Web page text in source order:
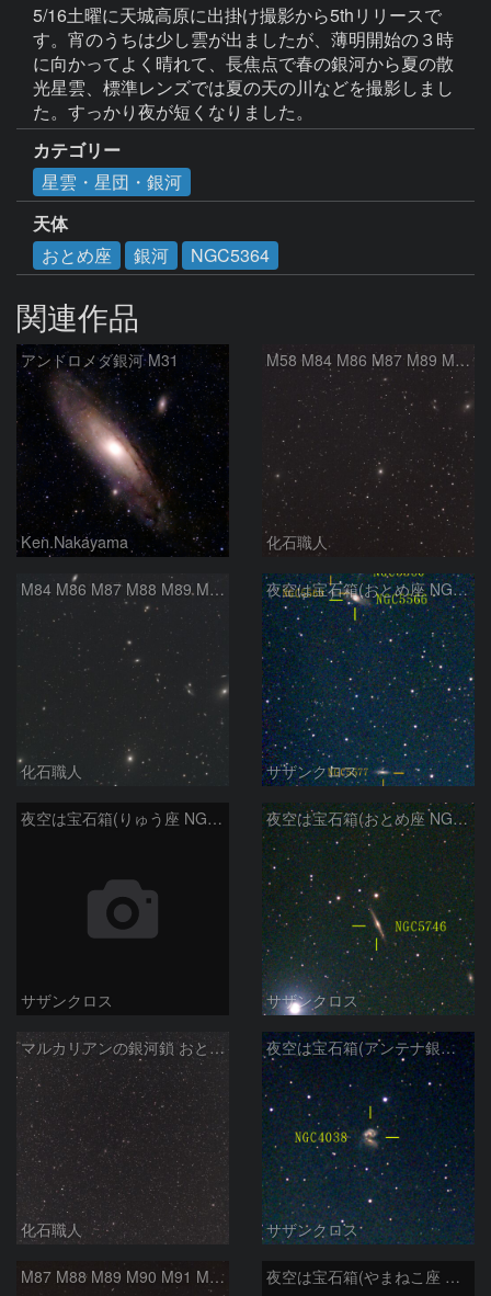
5/16土曜に天城高原に出掛け撮影から5thリリースで
す。宵のうちは少し雲が出ましたが、薄明開始の３時
に向かってよく晴れて、長焦点で春の銀河から夏の散
光星雲、標準レンズでは夏の天の川などを撮影しまし
た。すっかり夜が短くなりました。
カテゴリー
星雲・星団・銀河
天体
おとめ座
銀河 NGC5364
関連作品
アンドロメダ銀河 M31
Ken.Nakayama
M58 M84 M86 M87 M89 M90 マルカリアンの銀河鎖 おとめ座 かみのけ座
化石職人
M84 M86 M87 M88 M89 M90 M91 マルカリアンの銀河鎖 おとめ座 かみのけ座
化石職人
夜空は宝石箱(おとめ座 NGC5566) Seestar50
サザンクロス
夜空は宝石箱(りゅう座 NGC6503) Seestar50
サザンクロス
夜空は宝石箱(おとめ座 NGC5746) Seestar50
サザンクロス
マルカリアンの銀河鎖 おとめ座・ かみのけ座の銀河
化石職人
夜空は宝石箱(アンテナ銀河 NGC4038) Seestar50
サザンクロス
M87 M88 M89 M90 M91 M100 マルカリアンの銀河鎖 おとめ座 かみのけ座 夜空は宝石箱(やまねこ座 NGC2683) Seestar50